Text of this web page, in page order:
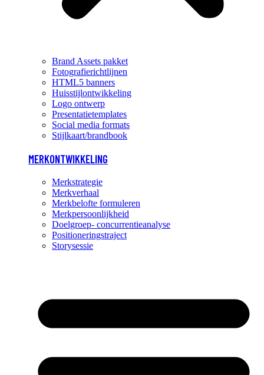
Brand Assets pakket
Fotografierichtlijnen
HTML5 banners
Huisstijlontwikkeling
Logo ontwerp
Presentatietemplates
Social media formats
Stijlkaart/brandbook
MERKONTWIKKELING
Merkstrategie
Merkverhaal
Merkbelofte formuleren
Merkpersoonlijkheid
Doelgroep- concurrentieanalyse
Positioneringstraject
Storysessie